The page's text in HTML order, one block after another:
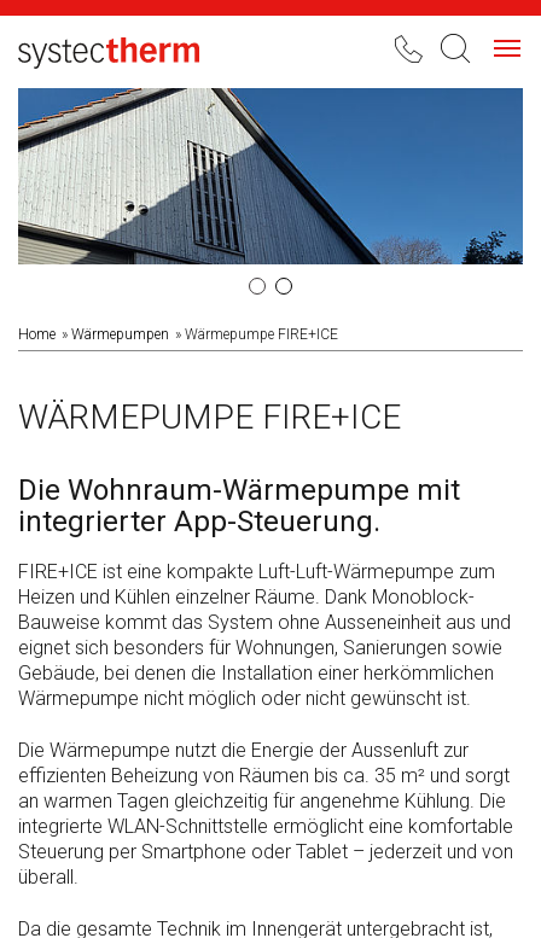
Home Wärmepumpen Wärmepumpe FIRE+ICE
WÄRMEPUMPE FIRE+ICE
Die Wohnraum-Wärmepumpe mit
integrierter App-Steuerung.
FIRE+ICE ist eine kompakte Luft-Luft-Wärmepumpe zum
Heizen und Kühlen einzelner Räume. Dank Monoblock-
Bauweise kommt das System ohne Ausseneinheit aus und
eignet sich besonders für Wohnungen, Sanierungen sowie
Gebäude, bei denen die Installation einer herkömmlichen
Wärmepumpe nicht möglich oder nicht gewünscht ist.
Die Wärmepumpe nutzt die Energie der Aussenluft zur
effizienten Beheizung von Räumen bis ca. 35 m² und sorgt
an warmen Tagen gleichzeitig für angenehme Kühlung. Die
integrierte WLAN-Schnittstelle ermöglicht eine komfortable
Steuerung per Smartphone oder Tablet – jederzeit und von
überall.
Da die gesamte Technik im Innengerät untergebracht ist,